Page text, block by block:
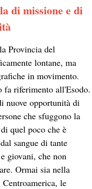
di missione e di
Provincia del
lontane, ma
in movimento.
fa riferimento all'Esodo.
nuove opportunità di
che sfuggono la
quel poco che è
sangue di tante
giovani, che non
Ormai sia nella
le